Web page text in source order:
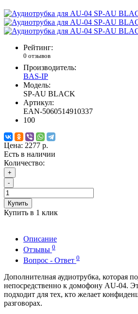
Рейтинг:
0 отзывов
Производитель:
BAS-IP
Модель:
SP-AU BLACK
Артикул:
EAN-5060514910337
100
Цена: 2277 р.
Есть в наличии
Количество:
+
-
Купить
Купить в 1 клик
Описание
Отзывы 0
Вопрос - Ответ 0
Дополнителная аудиотрубка, которая
непосредственно к домофону AU-04.
подходит для тех, кто желает
разговорах.